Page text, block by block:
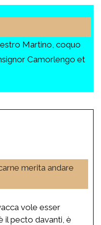
Martino, coquo
Camorlengo et
merita andare
vole esser
il pecto davanti, è